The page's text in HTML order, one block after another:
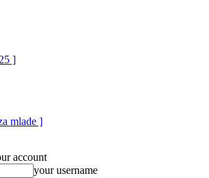
]
mlade ]
account
your username